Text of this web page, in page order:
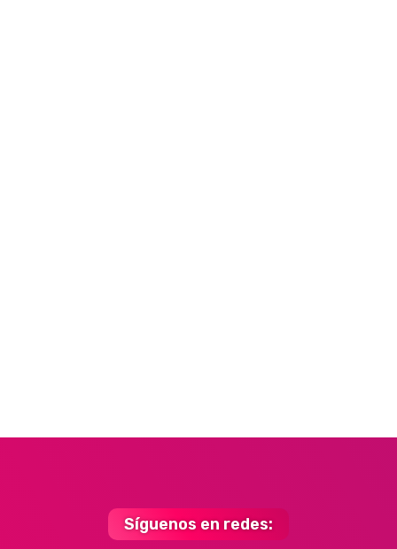
Síguenos en redes: